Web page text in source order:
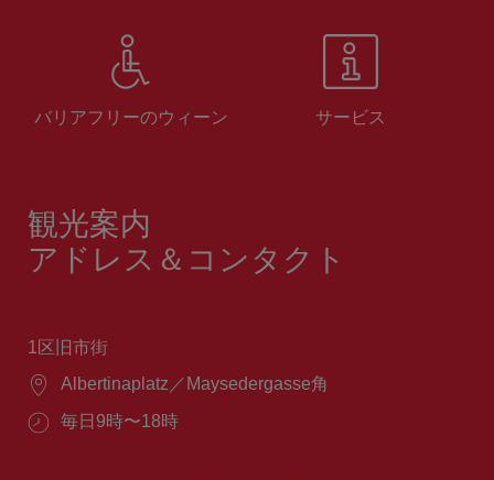
バリアフリーのウィーン サービス
観光案内
アドレス＆コンタクト
1区旧市街
場
Albertinaplatz／Maysedergasse角
営
毎日9時〜18時